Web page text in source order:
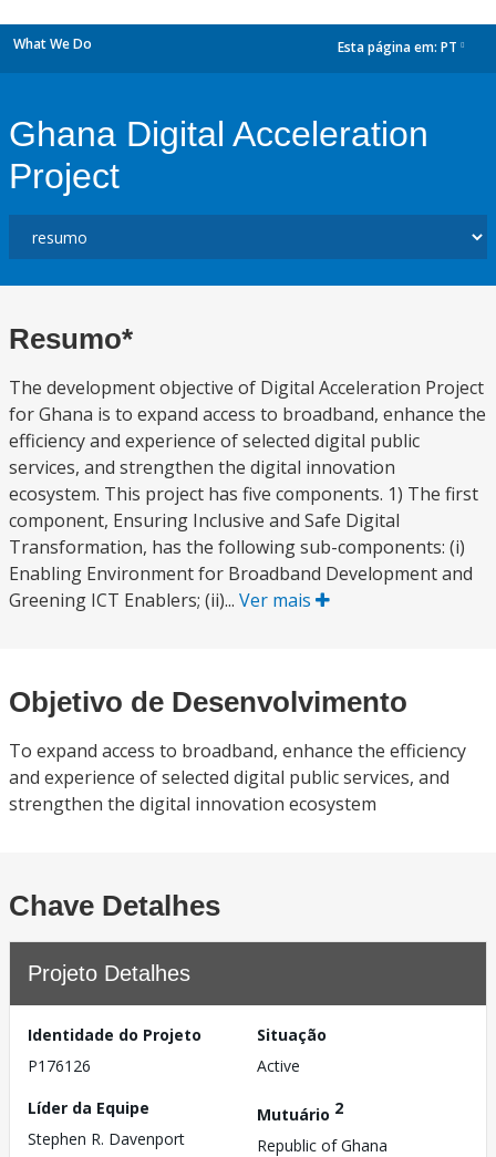
What We Do Esta página em: PT
Ghana Digital Acceleration
Project
Resumo*
The development objective of Digital Acceleration Project
for Ghana is to expand access to broadband, enhance the
efficiency and experience of selected digital public
services, and strengthen the digital innovation
ecosystem. This project has five components. 1) The first
component, Ensuring Inclusive and Safe Digital
Transformation, has the following sub-components: (i)
Enabling Environment for Broadband Development and
Greening ICT Enablers; (ii)... Ver mais
Objetivo de Desenvolvimento
To expand access to broadband, enhance the efficiency
and experience of selected digital public services, and
strengthen the digital innovation ecosystem
Chave Detalhes
Projeto Detalhes
Identidade do Projeto
P176126
Situação
Active
Líder da Equipe
Stephen R. Davenport
Mutuário 2
Republic of Ghana